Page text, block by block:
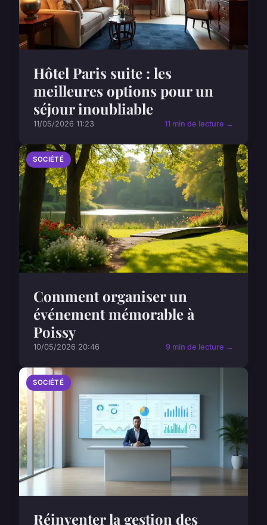
Hôtel Paris suite : les
meilleures options pour un
séjour inoubliable
11/05/2026 11:23 11 min de lecture →
SOCIÉTÉ
Comment organiser un
événement mémorable à
Poissy
10/05/2026 20:46 9 min de lecture →
SOCIÉTÉ
Réinventer la gestion des